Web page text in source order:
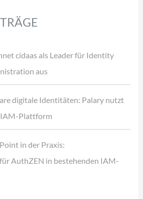
cidaas als Leader für Identity
aus
digitale Identitäten: Palary nutzt
Plattform
in der Praxis:
AuthZEN in bestehenden IAM-